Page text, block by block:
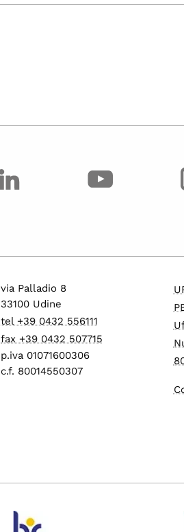
via Palladio 8
33100 Udine
tel +39 0432 556111
fax +39 0432 507715
p.iva 01071600306
c.f. 80014550307